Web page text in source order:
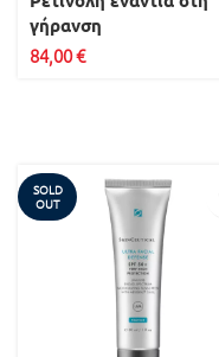
γήρανση
84,00€
SOLD
OUT